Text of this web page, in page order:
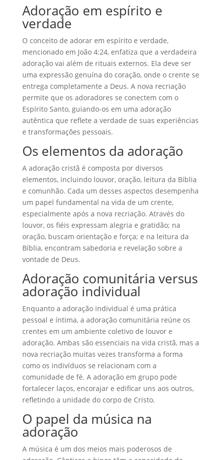
Adoração em espírito e
verdade
O conceito de adorar em espírito e verdade,
mencionado em João 4:24, enfatiza que a verdadeira
adoração vai além de rituais externos. Ela deve ser
uma expressão genuína do coração, onde o crente se
entrega completamente a Deus. A nova recriação
permite que os adoradores se conectem com o
Espírito Santo, guiando-os em uma adoração
autêntica que reflete a verdade de suas experiências
e transformações pessoais.
Os elementos da adoração
A adoração cristã é composta por diversos
elementos, incluindo louvor, oração, leitura da Bíblia
e comunhão. Cada um desses aspectos desempenha
um papel fundamental na vida de um crente,
especialmente após a nova recriação. Através do
louvor, os fiéis expressam alegria e gratidão; na
oração, buscam orientação e força; e na leitura da
Bíblia, encontram sabedoria e revelação sobre a
vontade de Deus.
Adoração comunitária versus
adoração individual
Enquanto a adoração individual é uma prática
pessoal e íntima, a adoração comunitária reúne os
crentes em um ambiente coletivo de louvor e
adoração. Ambas são essenciais na vida cristã, mas a
nova recriação muitas vezes transforma a forma
como os indivíduos se relacionam com a
comunidade de fé. A adoração em grupo pode
fortalecer laços, encorajar e edificar uns aos outros,
refletindo a unidade do corpo de Cristo.
O papel da música na
adoração
A música é um dos meios mais poderosos de